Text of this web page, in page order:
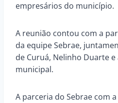
empresários do município.
A reunião contou com a
da equipe Sebrae,
de Curuá, Nelinho Duarte
municipal.
A parceria do Sebrae com